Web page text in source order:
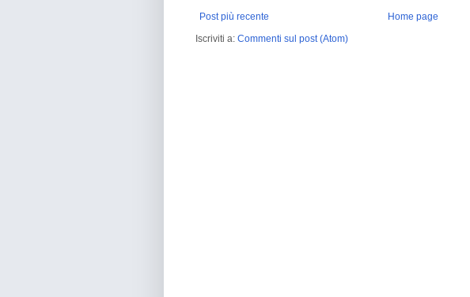
Post più recente
Home page
Iscriviti a: Commenti sul post (Atom)